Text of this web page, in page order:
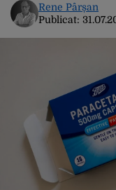
Rene Pârșan
Publicat: